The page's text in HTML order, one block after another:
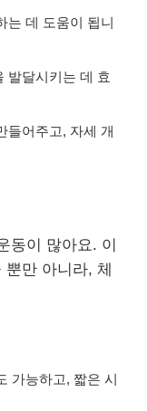
는 데 도움이 됩니
발달시키는 데 효
들어주고, 자세 개
동이 많아요. 이
만 아니라, 체
가능하고, 짧은 시